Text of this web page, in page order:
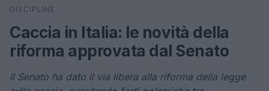
Cerca
DISCIPLINE
Caccia in Italia: le novità della
riforma approvata dal Senato
Il Senato ha dato il via libera alla riforma della legge